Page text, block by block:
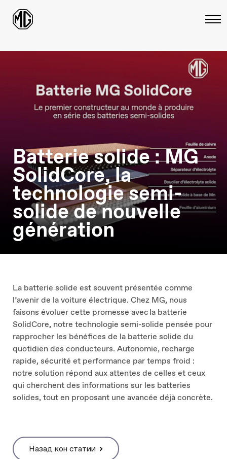
Batterie solide : MG
SolidCore, la
technologie semi-
solide de nouvelle
génération
La batterie solide est souvent présentée comme
l’avenir de la voiture électrique. Chez MG, nous
faisons évoluer cette promesse avec la batterie
SolidCore, notre technologie semi-solide pensée pour
rapprocher les bénéfices de la batterie solide du
quotidien des conducteurs. Autonomie, recharge
rapide, sécurité et performance par temps froid :
notre solution répond aux attentes de celles et ceux
qui cherchent des informations sur les batteries
solides, tout en proposant une avancée déjà concrète.
Назад кон статии